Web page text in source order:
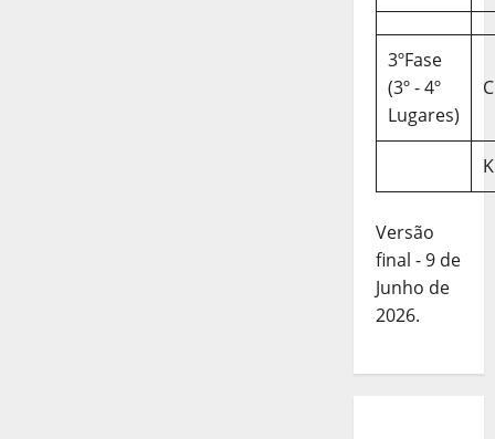
3ºFase
(3º - 4º
Lugares)
Versão
final - 9 de
Junho de
2026.